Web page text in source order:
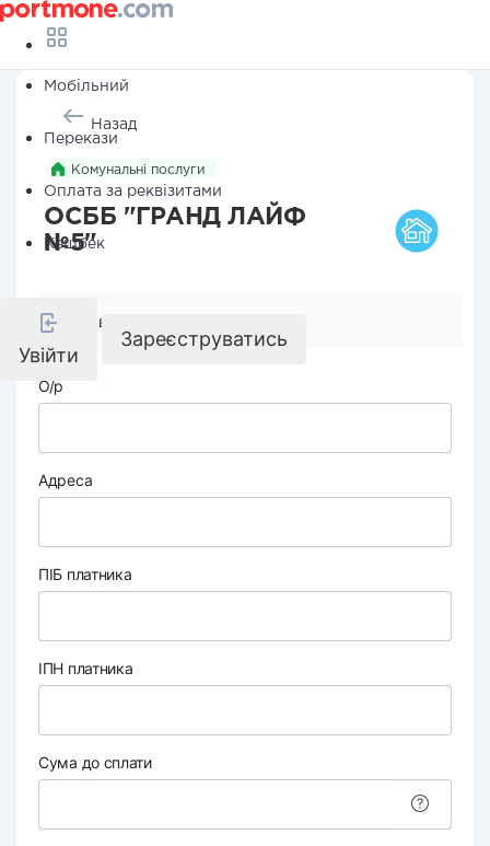
Мобільний
Перекази
Оплата за реквізитами
Кешбек
Увійти
Зареєструватись
Назад
Комунальні послуги
ОСББ "ГРАНД ЛАЙФ
№5"
Реквізити компанії
О/р
Адреса
ПІБ платника
ІПН платника
Сума до сплати